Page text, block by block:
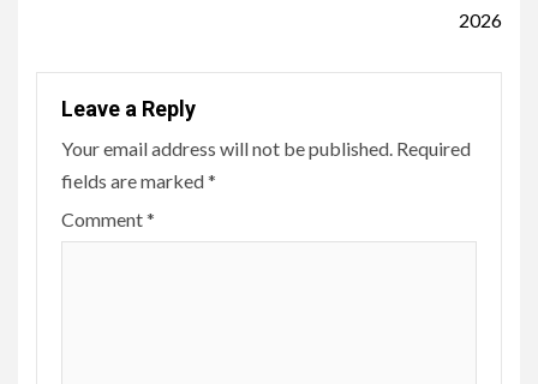
2026
Leave a Reply
Your email address will not be published. Required
fields are marked*
Comment*